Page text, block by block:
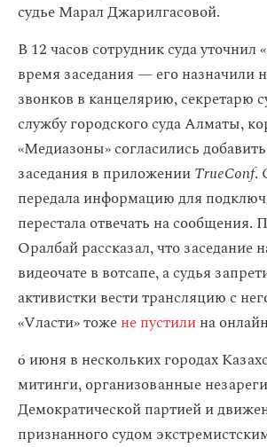
судье Марал Джарилгасовой.
В 12 часов сотрудник суда уточнил
время заседания — его назначили
звонков в канцелярию, секретарю
службу городского суда Алматы,
«Медиазоны» согласились
заседания в приложенииTrueConf.
передала информацию для
перестала отвечать на сообщения.
Оралбай рассказал, что заседание
видеочате в вотсапе, а судья
активистки вести трансляцию с
«Vласти» тожене пустилина
6 июня в нескольких городах
митинги, организованные
Демократической партией и
признанного судом